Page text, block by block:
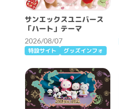
サンエックスユニバース
「ハート」テーマ
2026/08/07
特設サイト グッズインフォ